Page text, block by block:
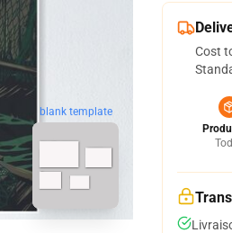
blank template
Cost